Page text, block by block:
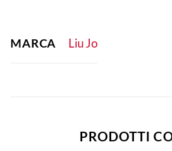
MARCA Liu Jo
PRODOTTI